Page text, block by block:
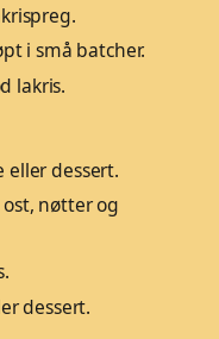
i små batcher.
lakris.
eller dessert.
nøtter og
dessert.